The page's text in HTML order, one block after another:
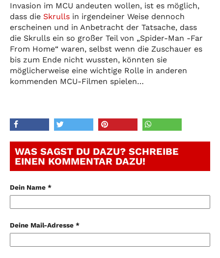
Invasion im MCU andeuten wollen, ist es möglich,
dass die Skrulls in irgendeiner Weise dennoch
erscheinen und in Anbetracht der Tatsache, dass
die Skrulls ein so großer Teil von „Spider-Man -Far
From Home“ waren, selbst wenn die Zuschauer es
bis zum Ende nicht wussten, könnten sie
möglicherweise eine wichtige Rolle in anderen
kommenden MCU-Filmen spielen…
WAS SAGST DU DAZU? SCHREIBE
EINEN KOMMENTAR DAZU!
Dein Name *
Deine Mail-Adresse *